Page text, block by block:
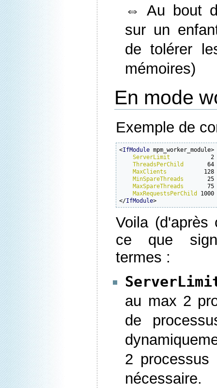
⇔ Au bout
sur un
de tolérer
mémoires)
En mode
Exemple de
<IfModule mpm_worker_module>
ServerLimit
            2
ThreadsPerChild
       64
MaxClients
           128
MinSpareThreads
       25
MaxSpareThreads
       75
MaxRequestsPerChild
1000
</IfModule>
Voila (d'après
ce que
termes :
au max 2
de
2 processus
nécessaire.